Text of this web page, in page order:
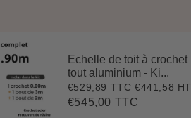
Echelle de toit à crochet
tout aluminium - Ki...
Prix
réduit
€529,89 TTC €529,89
€441,58 HT
Prix
€545,00 TTC€545,00